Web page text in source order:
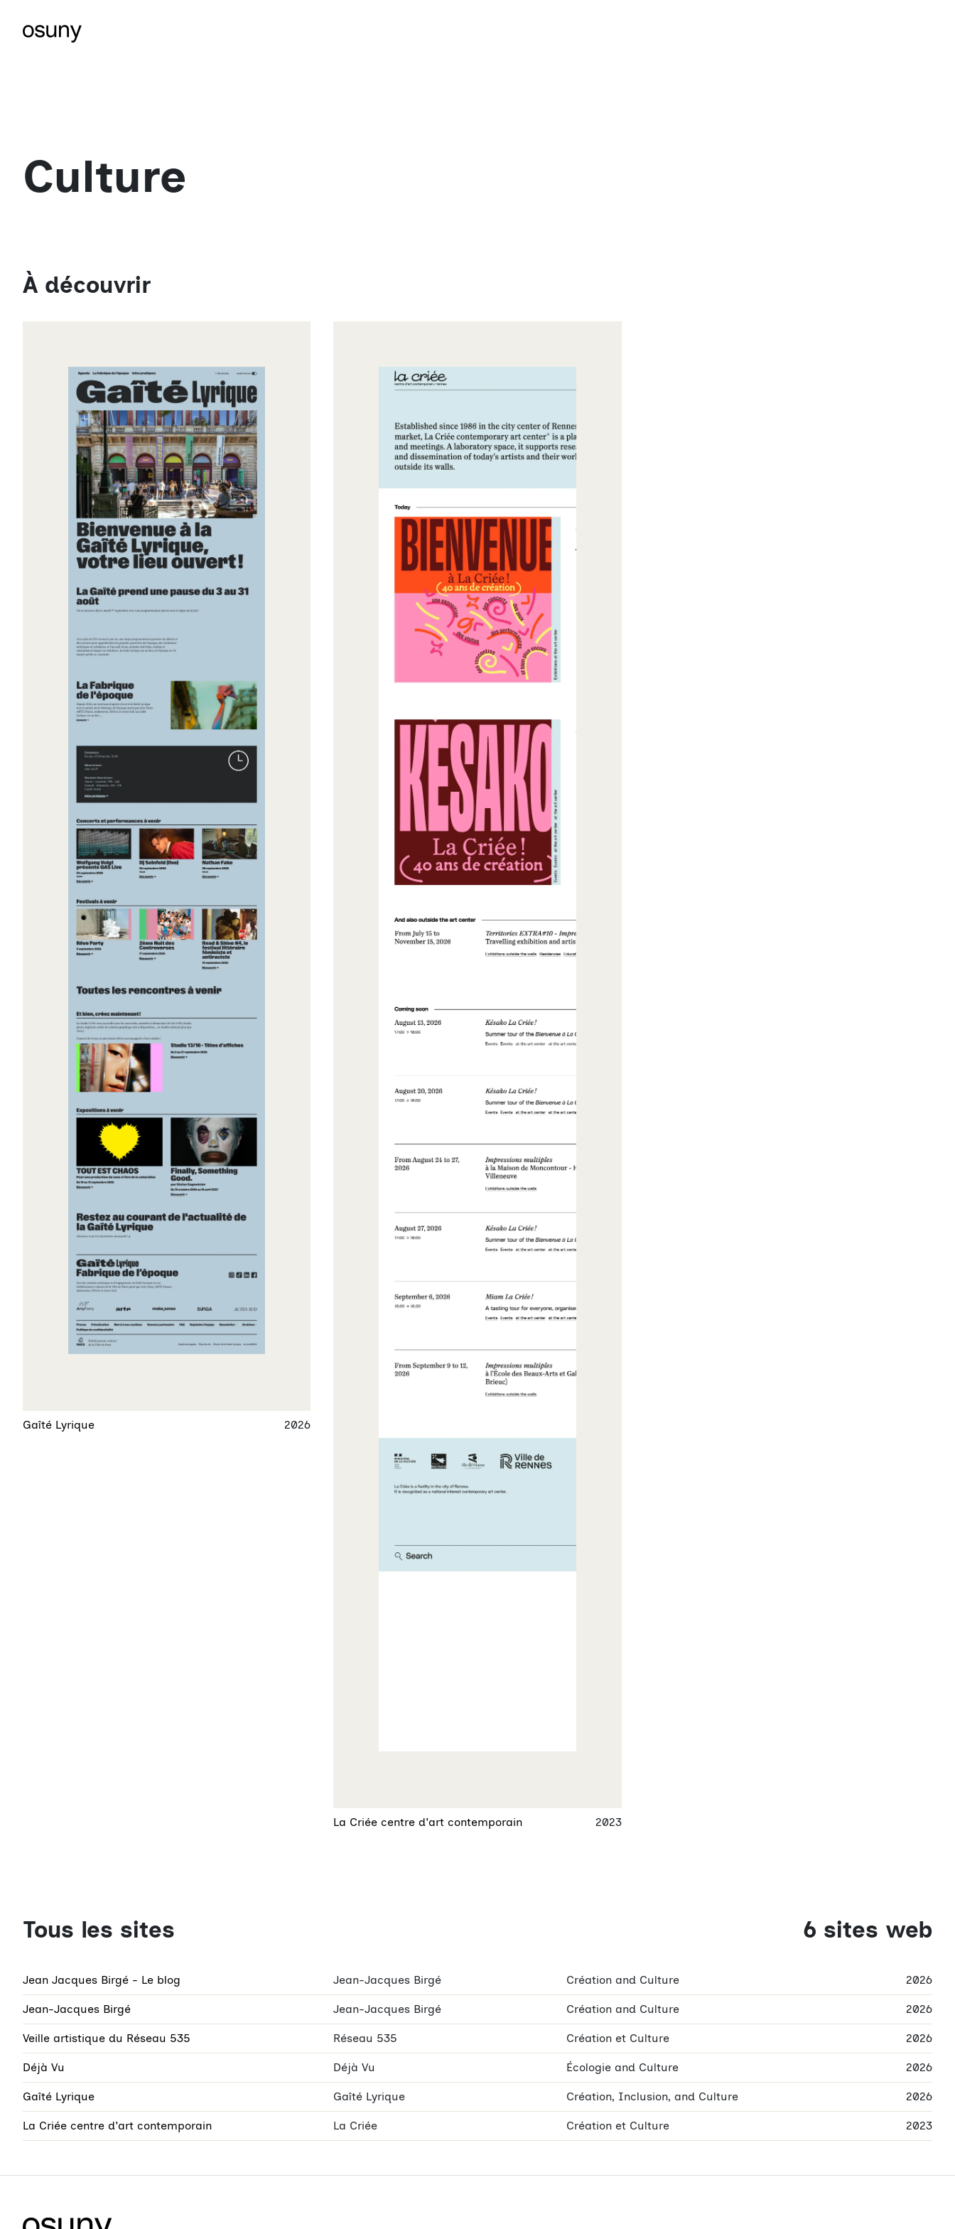
Culture
À découvrir
Gaîté Lyrique 2026
La Criée centre d'art contemporain 2023
Tous les sites 6 sites web
Jean Jacques Birgé - Le blog Jean-Jacques Birgé Création and Culture 2026
Jean-Jacques Birgé Jean-Jacques Birgé Création and Culture 2026
Veille artistique du Réseau 535 Réseau 535 Création et Culture 2026
Déjà Vu Déjà Vu Écologie and Culture 2026
Gaîté Lyrique Gaîté Lyrique Création, Inclusion, and Culture 2026
La Criée centre d'art contemporain La Criée Création et Culture 2023